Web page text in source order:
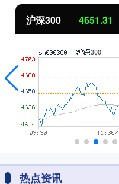
北证50 1122.88
热点资讯